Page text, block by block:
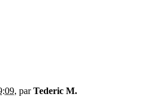
, parTederic M.